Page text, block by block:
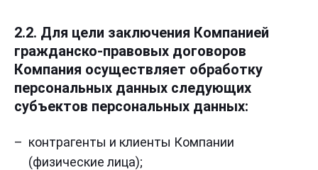
2.2. Для цели заключения Компанией
гражданско-правовых договоров
Компания осуществляет обработку
персональных данных следующих
субъектов персональных данных:
контрагенты и клиенты Компании
(физические лица);